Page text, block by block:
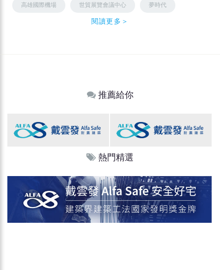
高雄國際機場 世貿展覽會議中心 夢時代
閱讀更多＞
推薦給你
熱門精選